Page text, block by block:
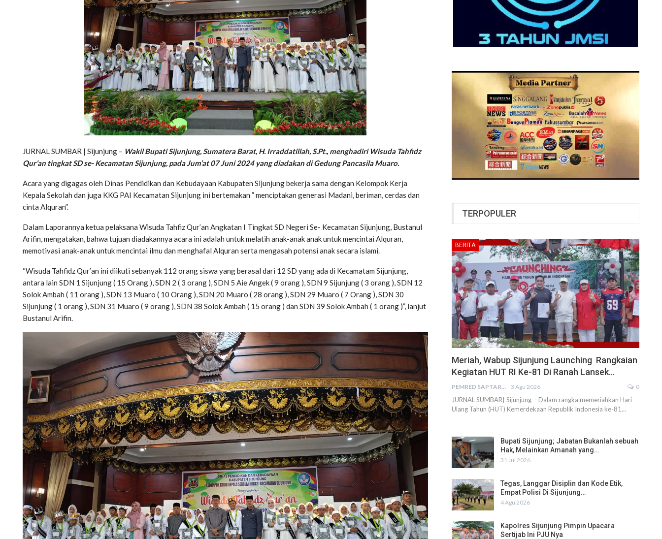
JURNAL SUMBAR | Sijunjung – Wakil Bupati Sijunjung, Sumatera Barat, H. Irraddatillah, S.Pt., menghadiri Wisuda Tahfidz
Qur’an tingkat SD se- Kecamatan Sijunjung, pada Jum’at 07 Juni 2024 yang diadakan di Gedung Pancasila Muaro.
Acara yang digagas oleh Dinas Pendidikan dan Kebudayaan Kabupaten Sijunjung bekerja sama dengan Kelompok Kerja
Kepala Sekolah dan juga KKG PAI Kecamatan Sijunjung ini bertemakan ” menciptakan generasi Madani, beriman, cerdas dan
cinta Alquran”.
Dalam Laporannya ketua pelaksana Wisuda Tahfiz Qur’an Angkatan I Tingkat SD Negeri Se- Kecamatan Sijunjung, Bustanul
Arifin, mengatakan, bahwa tujuan diadakannya acara ini adalah untuk melatih anak-anak anak untuk mencintai Alquran,
memotivasi anak-anak untuk mencintai ilmu dan menghafal Alquran serta mengasah potensi anak secara islami.
“Wisuda Tahfidz Qur’an ini diikuti sebanyak 112 orang siswa yang berasal dari 12 SD yang ada di Kecamatam Sijunjung,
antara lain SDN 1 Sijunjung ( 15 Orang ), SDN 2 ( 3 orang ), SDN 5 Aie Angek ( 9 orang ), SDN 9 Sijunjung ( 3 orang ), SDN 12
Solok Ambah ( 11 orang ), SDN 13 Muaro ( 10 Orang ), SDN 20 Muaro ( 28 orang ), SDN 29 Muaro ( 7 Orang ), SDN 30
Sijunjung ( 1 orang ), SDN 31 Muaro ( 9 orang ), SDN 38 Solok Ambah ( 15 orang ) dan SDN 39 Solok Ambah ( 1 orang )”, lanjut
Bustanul Arifin.
TERPOPULER
BERITA
Meriah, Wabup Sijunjung Launching Rangkaian
Kegiatan HUT RI Ke-81 Di Ranah Lansek…
PEMRED SAPTARIUS 3 Agu 2026 0
JURNAL SUMBAR| Sijunjung - Dalam rangka memeriahkan Hari
Ulang Tahun (HUT) Kemerdekaan Republik Indonesia ke-81…
Bupati Sijunjung; Jabatan Bukanlah sebuah
Hak, Melainkan Amanah yang…
31 Jul 2026
Tegas, Langgar Disiplin dan Kode Etik,
Empat Polisi Di Sijunjung…
4 Agu 2026
Kapolres Sijunjung Pimpin Upacara
Sertijab Ini PJU Nya